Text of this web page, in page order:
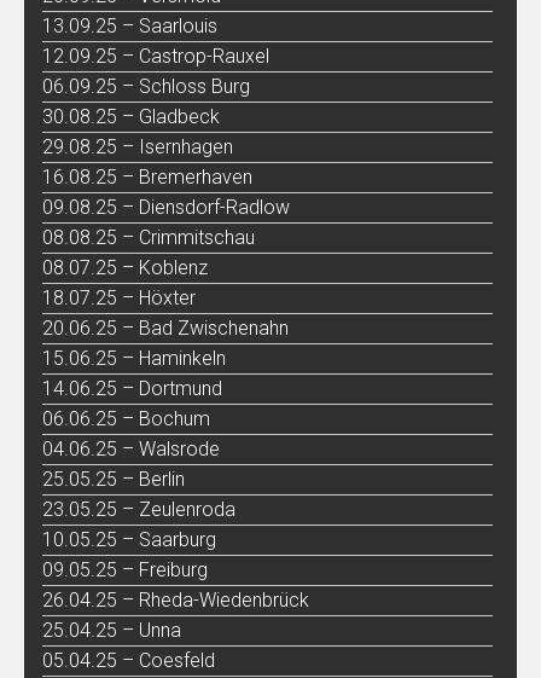
13.09.25 – Saarlouis
12.09.25 – Castrop-Rauxel
06.09.25 – Schloss Burg
30.08.25 – Gladbeck
29.08.25 – Isernhagen
16.08.25 – Bremerhaven
09.08.25 – Diensdorf-Radlow
08.08.25 – Crimmitschau
08.07.25 – Koblenz
18.07.25 – Höxter
20.06.25 – Bad Zwischenahn
15.06.25 – Haminkeln
14.06.25 – Dortmund
06.06.25 – Bochum
04.06.25 – Walsrode
25.05.25 – Berlin
23.05.25 – Zeulenroda
10.05.25 – Saarburg
09.05.25 – Freiburg
26.04.25 – Rheda-Wiedenbrück
25.04.25 – Unna
05.04.25 – Coesfeld